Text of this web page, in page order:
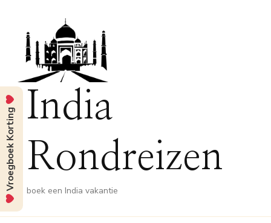
India
Rondreizen
boek een India vakantie
Vroegboek Korting